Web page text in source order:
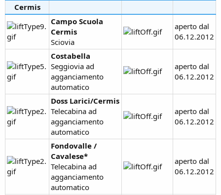
Cermis
Campo Scuola
Cermis
Sciovia
aperto dal
06.12.2012
Costabella
Seggiovia ad
agganciamento
automatico
aperto dal
06.12.2012
Doss Larici/Cermis
Telecabina ad
agganciamento
automatico
aperto dal
06.12.2012
Fondovalle /
Cavalese*
Telecabina ad
agganciamento
automatico
aperto dal
06.12.2012